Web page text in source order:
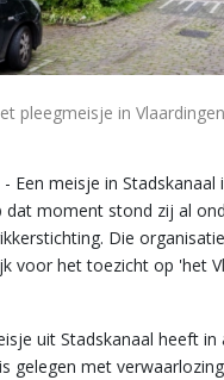
pleegmeisje in
- Een meisje in Stadskanaal
dat moment stond zij al
Die
voor het toezicht op 'het
uit Stadskanaal heeft in
gelegen met